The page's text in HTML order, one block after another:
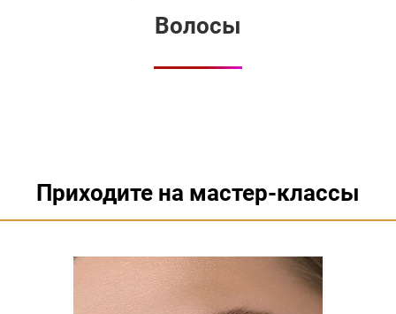
Волосы
Приходите на мастер-классы